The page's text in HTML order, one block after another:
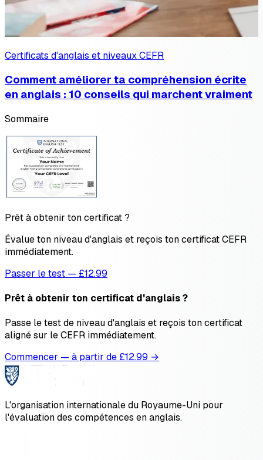
Certificats d'anglais et niveaux CEFR
Comment améliorer ta compréhension écrite
en anglais : 10 conseils qui marchent vraiment
Sommaire
Prêt à obtenir ton certificat ?
Évalue ton niveau d'anglais et reçois ton certificat CEFR
immédiatement.
Passer le test — £12.99
Prêt à obtenir ton certificat d'anglais ?
Passe le test de niveau d'anglais et reçois ton certificat
aligné sur le CEFR immédiatement.
Commencer — à partir de £12.99 →
L'organisation internationale du Royaume-Uni pour
l'évaluation des compétences en anglais.